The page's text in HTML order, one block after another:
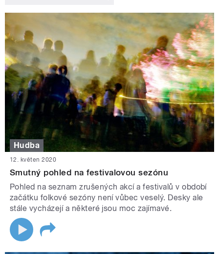
Hudba
12. květen 2020
Smutný pohled na festivalovou sezónu
Pohled na seznam zrušených akcí a festivalů v období
začátku folkové sezóny není vůbec veselý. Desky ale
stále vycházejí a některé jsou moc zajímavé.